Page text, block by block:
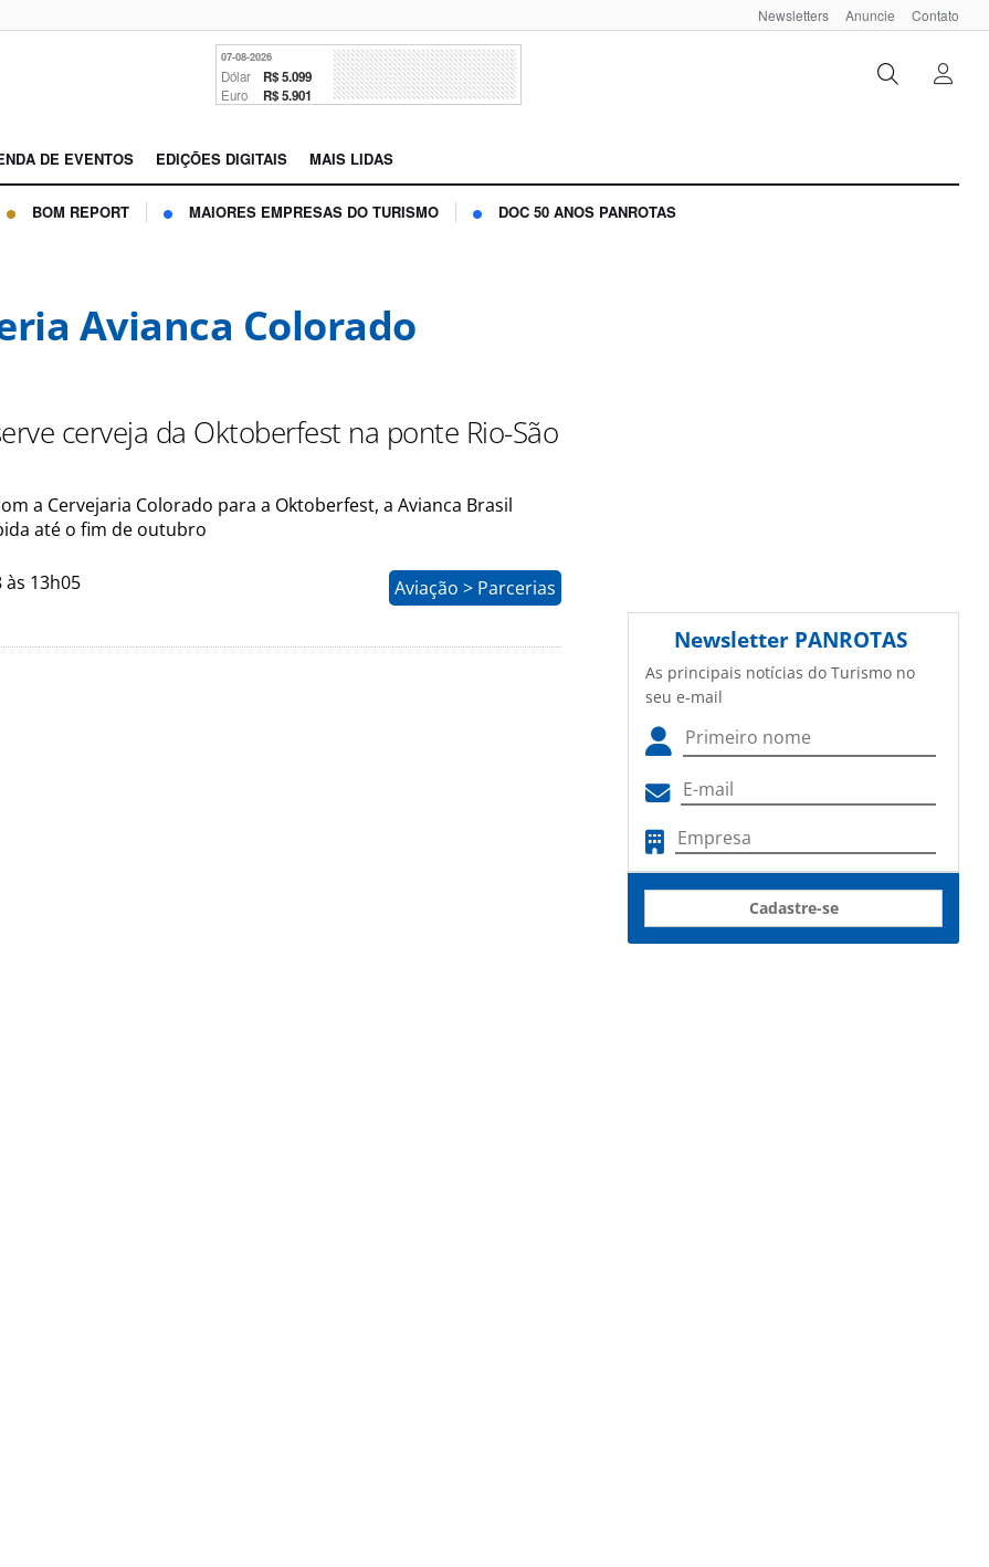
Newsletters Anuncie Contato
07-08-2026
Dólar R$ 5.099
Euro R$ 5.901
DE EVENTOS EDIÇÕES DIGITAIS MAIS LIDAS
BOM REPORT MAIORES EMPRESAS DO TURISMO DOC 50 ANOS PANROTAS
Avianca Colorado
cerveja da Oktoberfest na ponte Rio-São
a Cervejaria Colorado para a Oktoberfest, a Avianca Brasil
até o fim de outubro
às 13h05 Aviação > Parcerias
Newsletter PANROTAS
As principais notícias do Turismo no
seu e-mail
Cadastre-se